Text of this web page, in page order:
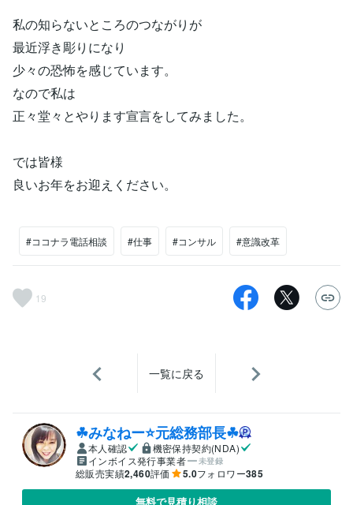
私の知らないところのつながりが
最近浮き彫りになり
少々の恐怖を感じています。
なので私は
正々堂々とやります宣言をしてみました。
では皆様
良いお年をお迎えください。
#ココナラ電話相談 #仕事 #コンサル #意識改革
19
一覧に戻る
☘みなねー⭐️元総務部長☘
本人確認
機密保持契約(NDA)
インボイス発行事業者
未登録
総販売実績2,460評価 5.0フォロワー385
無料で見積り相談